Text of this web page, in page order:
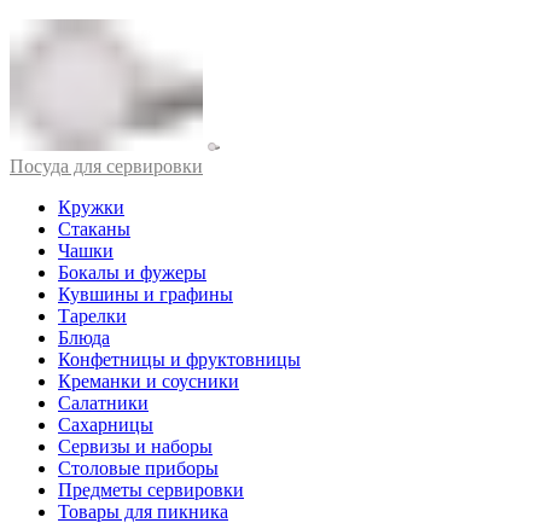
Посуда для сервировки
Кружки
Стаканы
Чашки
Бокалы и фужеры
Кувшины и графины
Тарелки
Блюда
Конфетницы и фруктовницы
Креманки и соусники
Салатники
Сахарницы
Сервизы и наборы
Столовые приборы
Предметы сервировки
Товары для пикника